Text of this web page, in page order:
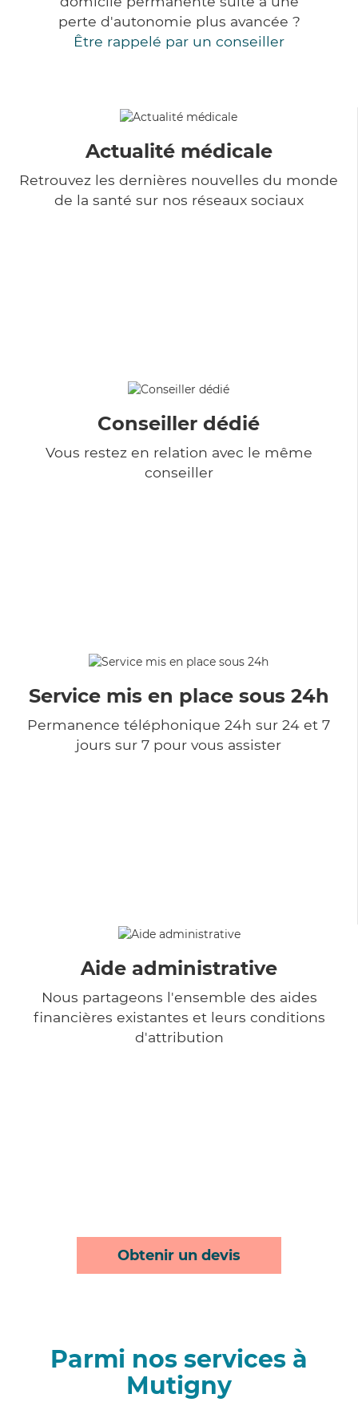
perte d'autonomie plus avancée ?
Être rappelé par un conseiller
Actualité médicale
Retrouvez les dernières nouvelles du monde
de la santé sur nos réseaux sociaux
Conseiller dédié
Vous restez en relation avec le même
conseiller
Service mis en place sous 24h
Permanence téléphonique 24h sur 24 et 7
jours sur 7 pour vous assister
Aide administrative
Nous partageons l'ensemble des aides
financières existantes et leurs conditions
d'attribution
Obtenir un devis
Parmi nos services à
Mutigny